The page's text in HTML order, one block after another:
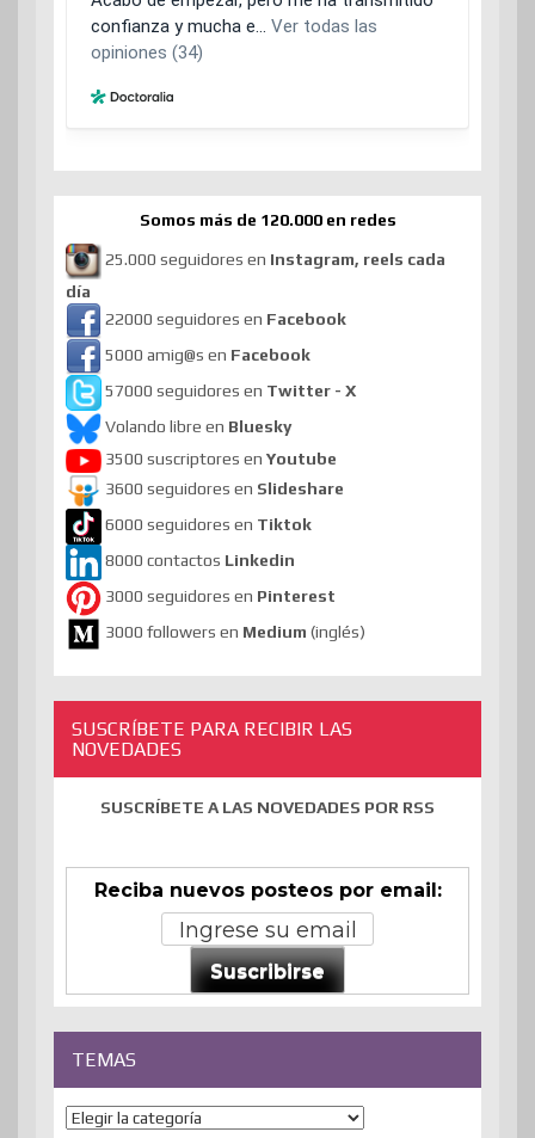
Somos más de 120.000 en redes
25.000 seguidores en Instagram, reels cada
día
22000 seguidores en Facebook
5000 amig@s en Facebook
57000 seguidores en Twitter - X
Volando libre en Bluesky
3500 suscriptores en Youtube
3600 seguidores en Slideshare
6000 seguidores en Tiktok
8000 contactos Linkedin
3000 seguidores en Pinterest
3000 followers en Medium (inglés)
SUSCRÍBETE PARA RECIBIR LAS
NOVEDADES
SUSCRÍBETE A LAS NOVEDADES POR RSS
Reciba nuevos posteos por email:
Suscribirse
TEMAS
Temas